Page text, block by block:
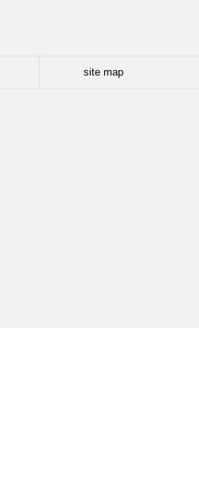
site map